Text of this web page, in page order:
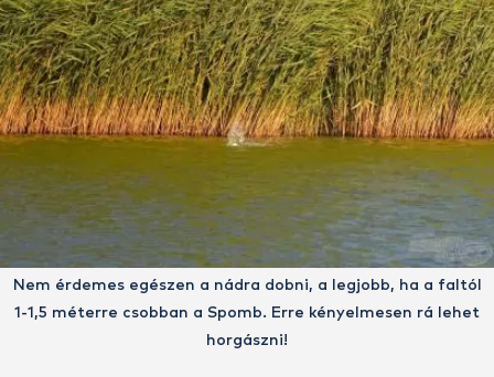
Nem érdemes egészen a nádra dobni, a legjobb, ha a faltól
1-1,5 méterre csobban a Spomb. Erre kényelmesen rá lehet
horgászni!